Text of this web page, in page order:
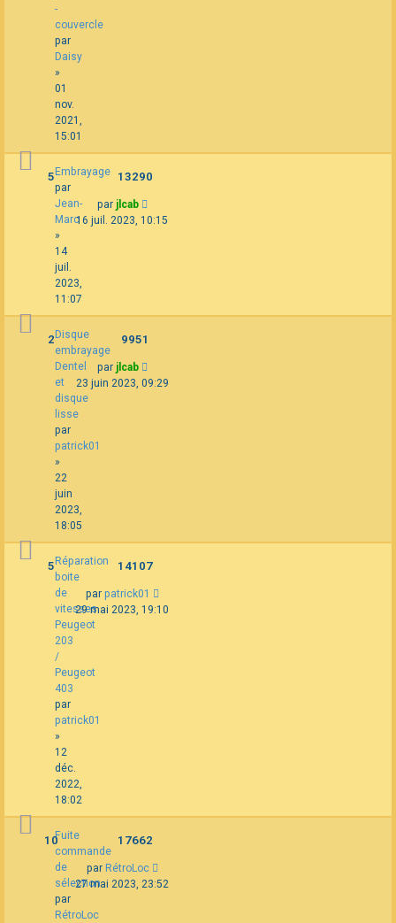
-
couvercle
par
Daisy
»
01
nov.
2021,
15:01
Embrayage
par
Jean-
Marc
»
14
juil.
2023,
11:07
5 13290
par jlcab
16 juil. 2023, 10:15
Disque
embrayage
Dentel
et
disque
lisse
par
patrick01
»
22
juin
2023,
18:05
2 9951
par jlcab
23 juin 2023, 09:29
Réparation
boite
de
vitesses
Peugeot
203
/
Peugeot
403
par
patrick01
»
12
déc.
2022,
18:02
5 14107
par patrick01
29 mai 2023, 19:10
Fuite
commande
de
sélection
par
RétroLoc
10 17662
par RétroLoc
27 mai 2023, 23:52